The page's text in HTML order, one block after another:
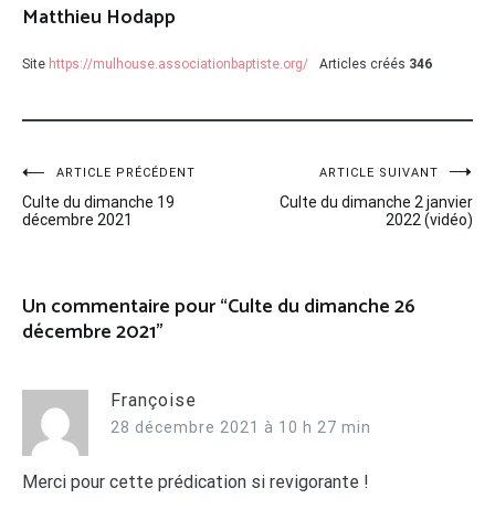
Matthieu Hodapp
Site https://mulhouse.associationbaptiste.org/ Articles créés 346
Navigation
de
ARTICLE PRÉCÉDENT
Culte du dimanche 19
décembre 2021
ARTICLE SUIVANT
Culte du dimanche 2 janvier
2022 (vidéo)
Un commentaire pour “Culte du dimanche 26
décembre 2021”
Françoise
28 décembre 2021 à 10 h 27 min
Merci pour cette prédication si revigorante !